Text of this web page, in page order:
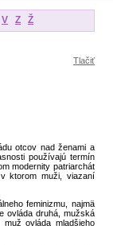
V Z Ž
Tlačiť
otcov nad ženami a
používajú termín
modernity patriarchát
ktorom muži, viazaní
feminizmu, najmä
ovláda druhá, mužská
ovláda mladšieho